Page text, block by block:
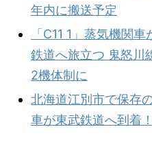
年内に搬送予定
「C11 1」蒸気機関
鉄道へ旅立つ 鬼怒川
2機体制に
北海道江別市で保存
車が東武鉄道へ到着